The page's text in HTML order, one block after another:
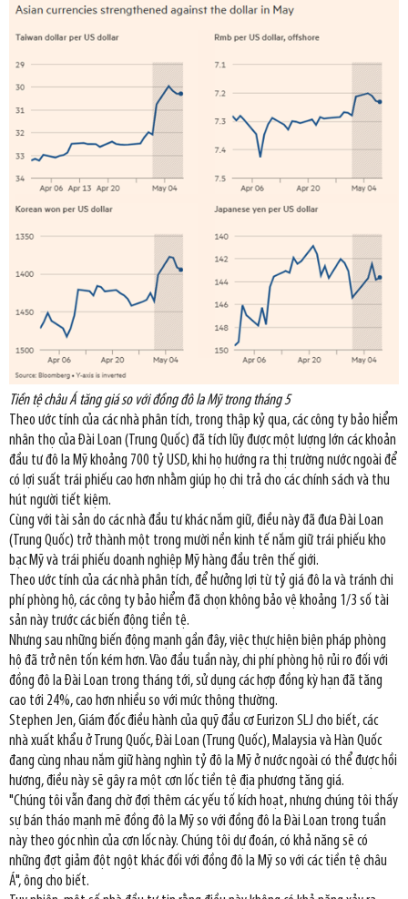
Tiền tệ châu Á tăng giá so với đồng đô la Mỹ trong tháng 5
Theo ước tính của các nhà phân tích, trong thập kỷ qua, các công ty bảo hiểm
nhân thọ của Đài Loan (Trung Quốc) đã tích lũy được một lượng lớn các khoản
đầu tư đô la Mỹ khoảng 700 tỷ USD, khi họ hướng ra thị trường nước ngoài để
có lợi suất trái phiếu cao hơn nhằm giúp họ chi trả cho các chính sách và thu
hút người tiết kiệm.
Cùng với tài sản do các nhà đầu tư khác nắm giữ, điều này đã đưa Đài Loan
(Trung Quốc) trở thành một trong mười nền kinh tế nắm giữ trái phiếu kho
bạc Mỹ và trái phiếu doanh nghiệp Mỹ hàng đầu trên thế giới.
Theo ước tính của các nhà phân tích, để hưởng lợi từ tỷ giá đô la và tránh chi
phí phòng hộ, các công ty bảo hiểm đã chọn không bảo vệ khoảng 1/3 số tài
sản này trước các biến động tiền tệ.
Nhưng sau những biến động mạnh gần đây, việc thực hiện biện pháp phòng
hộ đã trở nên tốn kém hơn. Vào đầu tuần này, chi phí phòng hộ rủi ro đối với
đồng đô la Đài Loan trong tháng tới, sử dụng các hợp đồng kỳ hạn đã tăng
cao tới 24%, cao hơn nhiều so với mức thông thường.
Stephen Jen, Giám đốc điều hành của quỹ đầu cơ Eurizon SLJ cho biết, các
nhà xuất khẩu ở Trung Quốc, Đài Loan (Trung Quốc), Malaysia và Hàn Quốc
đang cùng nhau nắm giữ hàng nghìn tỷ đô la Mỹ ở nước ngoài có thể được hồi
hương, điều này sẽ gây ra một cơn lốc tiền tệ địa phương tăng giá.
"Chúng tôi vẫn đang chờ đợi thêm các yếu tố kích hoạt, nhưng chúng tôi thấy
sự bán tháo mạnh mẽ đồng đô la Mỹ so với đồng đô la Đài Loan trong tuần
này theo góc nhìn của cơn lốc này. Chúng tôi dự đoán, có khả năng sẽ có
những đợt giảm đột ngột khác đối với đồng đô la Mỹ so với các tiền tệ châu
Á", ông cho biết.